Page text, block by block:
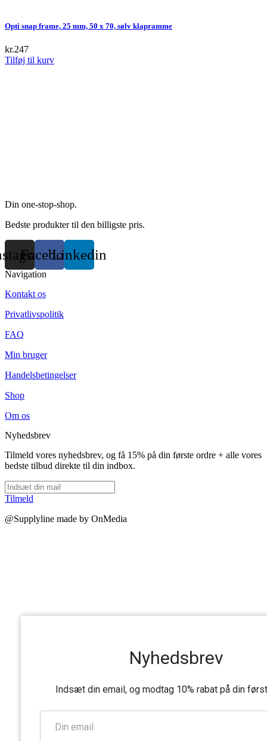
Opti snap frame, 25 mm, 50 x 70, sølv klapramme
kr.247
Tilføj til kurv
Din one-stop-shop.
Bedste produkter til den billigste pris.
FacebookLinkedin
Navigation
Kontakt os
Privatlivspolitik
FAQ
Min bruger
Handelsbetingelser
Shop
Om os
Nyhedsbrev
Tilmeld vores nyhedsbrev, og få 15% på din første ordre + alle vores
bedste tilbud direkte til din indbox.
Tilmeld
@Supplyline made by OnMedia
Nyhedsbrev
Indsæt din email, og modtag 10% rabat på din